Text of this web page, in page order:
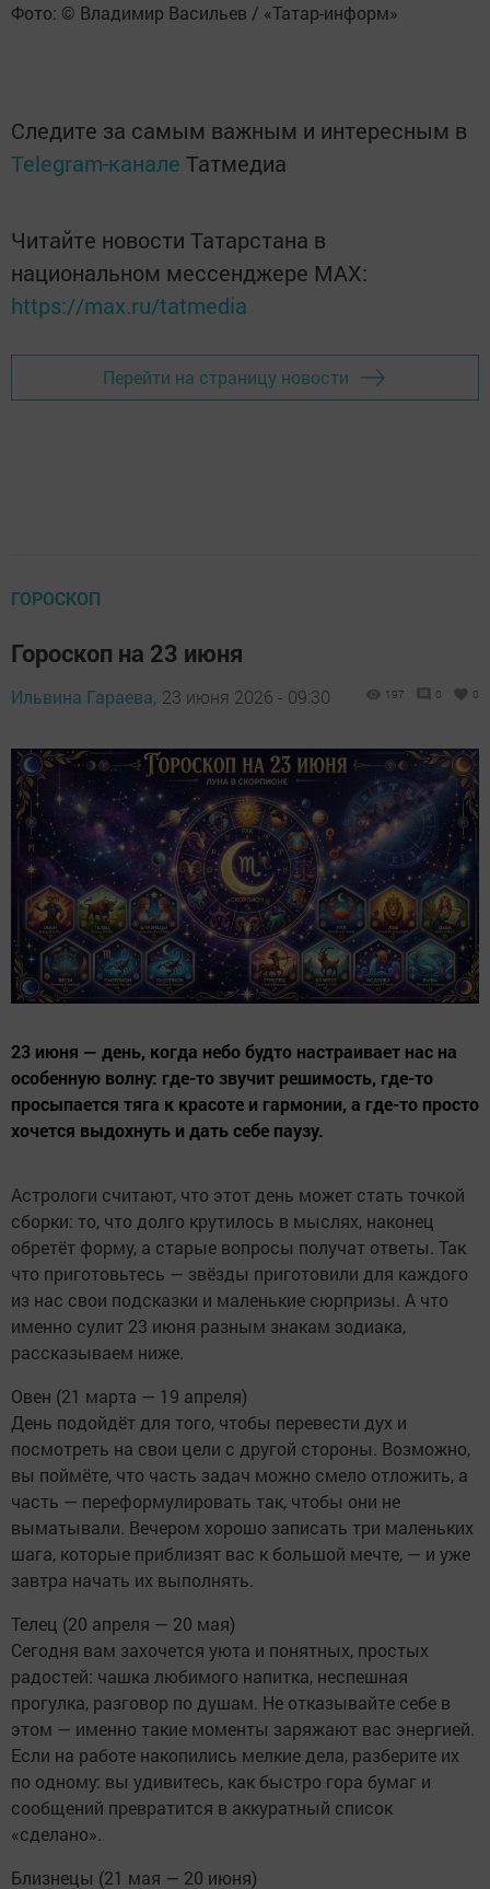
Фото: © Владимир Васильев / «Татар-информ» ​
Следите за самым важным и интересным в
Telegram-канале Татмедиа
Читайте новости Татарстана в
национальном мессенджере MАХ:
https://max.ru/tatmedia
Перейти на страницу новости
ГОРОСКОП
Гороскоп на 23 июня
Ильвина Гараева, 23 июня 2026 - 09:30 197 0 0
23 июня — день, когда небо будто настраивает нас на
особенную волну: где-то звучит решимость, где-то
просыпается тяга к красоте и гармонии, а где-то просто
хочется выдохнуть и дать себе паузу.
Астрологи считают, что этот день может стать точкой
сборки: то, что долго крутилось в мыслях, наконец
обретёт форму, а старые вопросы получат ответы. Так
что приготовьтесь — звёзды приготовили для каждого
из нас свои подсказки и маленькие сюрпризы. А что
именно сулит 23 июня разным знакам зодиака,
рассказываем ниже.
Овен (21 марта — 19 апреля)
День подойдёт для того, чтобы перевести дух и
посмотреть на свои цели с другой стороны. Возможно,
вы поймёте, что часть задач можно смело отложить, а
часть — переформулировать так, чтобы они не
выматывали. Вечером хорошо записать три маленьких
шага, которые приблизят вас к большой мечте, — и уже
завтра начать их выполнять.
Телец (20 апреля — 20 мая)
Сегодня вам захочется уюта и понятных, простых
радостей: чашка любимого напитка, неспешная
прогулка, разговор по душам. Не отказывайте себе в
этом — именно такие моменты заряжают вас энергией.
Если на работе накопились мелкие дела, разберите их
по одному: вы удивитесь, как быстро гора бумаг и
сообщений превратится в аккуратный список
«сделано».
Близнецы (21 мая — 20 июня)